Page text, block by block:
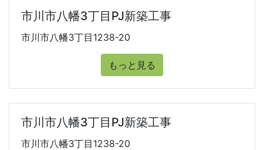
市川市八幡3丁目PJ新築工事
市川市八幡3丁目1238-20
もっと見る
市川市八幡3丁目PJ新築工事
市川市八幡3丁目1238-20